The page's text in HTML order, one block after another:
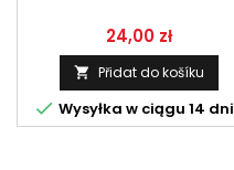
Cena
24,00 zł
 Přidat do košíku
 Wysyłka w ciągu 14 dni